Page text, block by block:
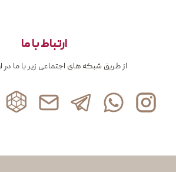
ارتباط با ما
از طریق شبکه های اجتماعی زیر با ما در